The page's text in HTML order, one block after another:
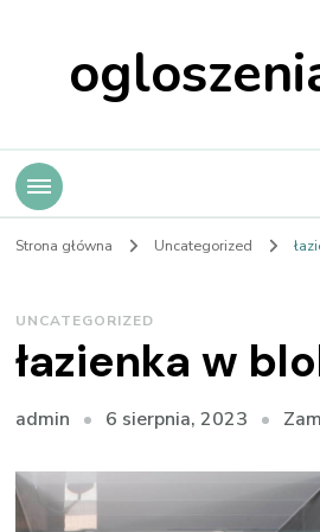
Strona główna Uncategorized
UNCATEGORIZED
łazienka w
admin 6 sierpnia, 2023